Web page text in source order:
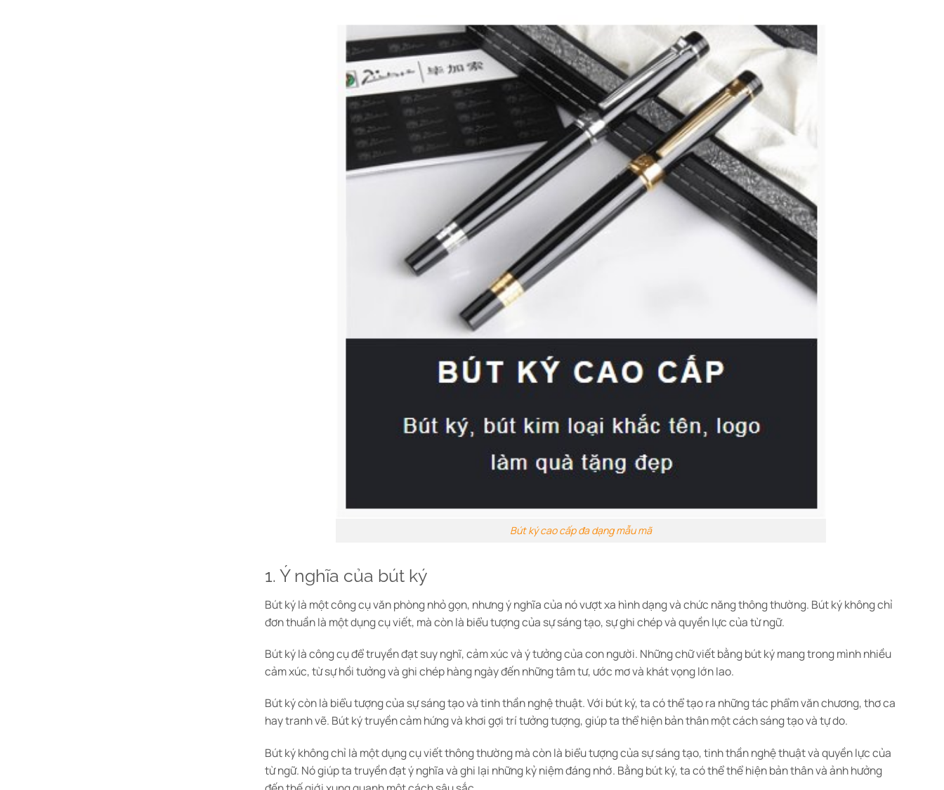
Bút ký cao cấp đa dạng mẫu mã
1. Ý nghĩa của bút ký
Bút ký là một công cụ văn phòng nhỏ gọn, nhưng ý nghĩa của nó vượt xa hình dạng và chức năng thông thường. Bút ký không chỉ
đơn thuần là một dụng cụ viết, mà còn là biểu tượng của sự sáng tạo, sự ghi chép và quyền lực của từ ngữ.
Bút ký là công cụ để truyền đạt suy nghĩ, cảm xúc và ý tưởng của con người. Những chữ viết bằng bút ký mang trong mình nhiều
cảm xúc, từ sự hồi tưởng và ghi chép hàng ngày đến những tâm tư, ước mơ và khát vọng lớn lao.
Bút ký còn là biểu tượng của sự sáng tạo và tinh thần nghệ thuật. Với bút ký, ta có thể tạo ra những tác phẩm văn chương, thơ ca
hay tranh vẽ. Bút ký truyền cảm hứng và khơi gợi trí tưởng tượng, giúp ta thể hiện bản thân một cách sáng tạo và tự do.
Bút ký không chỉ là một dụng cụ viết thông thường mà còn là biểu tượng của sự sáng tạo, tinh thần nghệ thuật và quyền lực của
từ ngữ. Nó giúp ta truyền đạt ý nghĩa và ghi lại những kỷ niệm đáng nhớ. Bằng bút ký, ta có thể thể hiện bản thân và ảnh hưởng